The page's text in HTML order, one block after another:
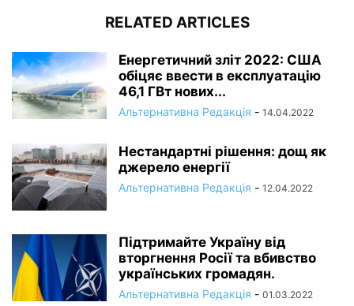
RELATED ARTICLES
Енергетичний зліт 2022: США
обіцяє ввести в експлуатацію
46,1 ГВт нових...
Альтернативна Редакція - 14.04.2022
Нестандартні рішення: дощ як
джерело енергії
Альтернативна Редакція - 12.04.2022
Підтримайте Україну від
вторгнення Росії та вбивство
українських громадян.
Альтернативна Редакція - 01.03.2022